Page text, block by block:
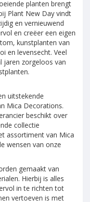
planten brengt
Plant New Day vindt
en vernieuwend
en creëer een eigen
kunstplanten van
en levensecht. Veel
jaren zorgeloos van
uitstekende
Mica Decorations.
beschikt over
collectie
assortiment van Mica
wensen van onze
gemaakt van
Hierbij is alles
in te richten tot
vertoeven is met